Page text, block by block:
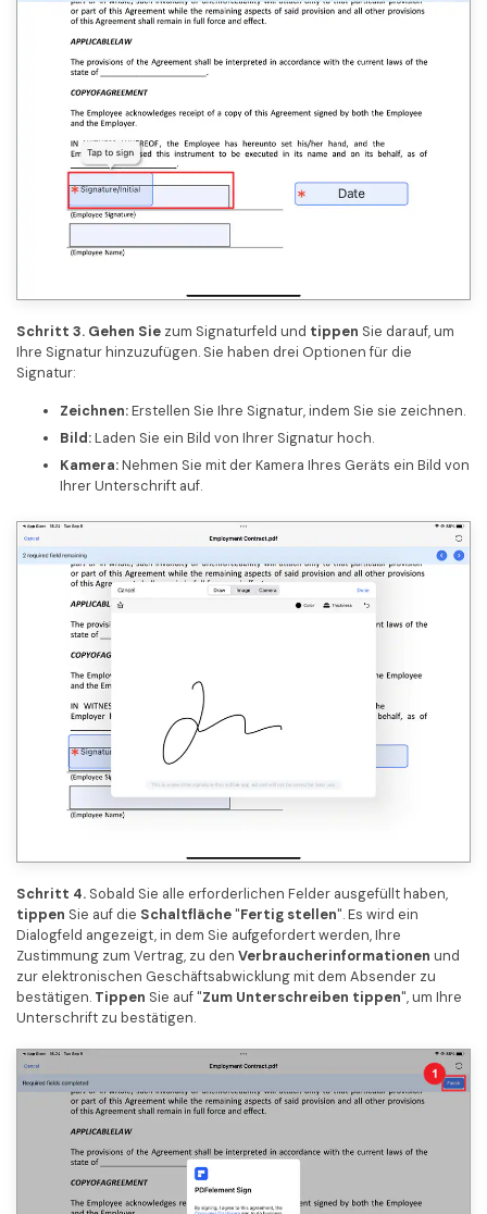
Schritt 3. Gehen Sie zum Signaturfeld und tippen Sie darauf, um
Ihre Signatur hinzuzufügen. Sie haben drei Optionen für die
Signatur:
Zeichnen:Erstellen Sie Ihre Signatur, indem Sie sie zeichnen.
Bild:Laden Sie ein Bild von Ihrer Signatur hoch.
Kamera:Nehmen Sie mit der Kamera Ihres Geräts ein Bild von
Ihrer Unterschrift auf.
Schritt 4. Sobald Sie alle erforderlichen Felder ausgefüllt haben,
tippen Sie auf die Schaltfläche"Fertig stellen". Es wird ein
Dialogfeld angezeigt, in dem Sie aufgefordert werden, Ihre
Zustimmung zum Vertrag, zu den Verbraucherinformationen und
zur elektronischen Geschäftsabwicklung mit dem Absender zu
bestätigen. Tippen Sie auf "Zum Unterschreiben tippen", um Ihre
Unterschrift zu bestätigen.